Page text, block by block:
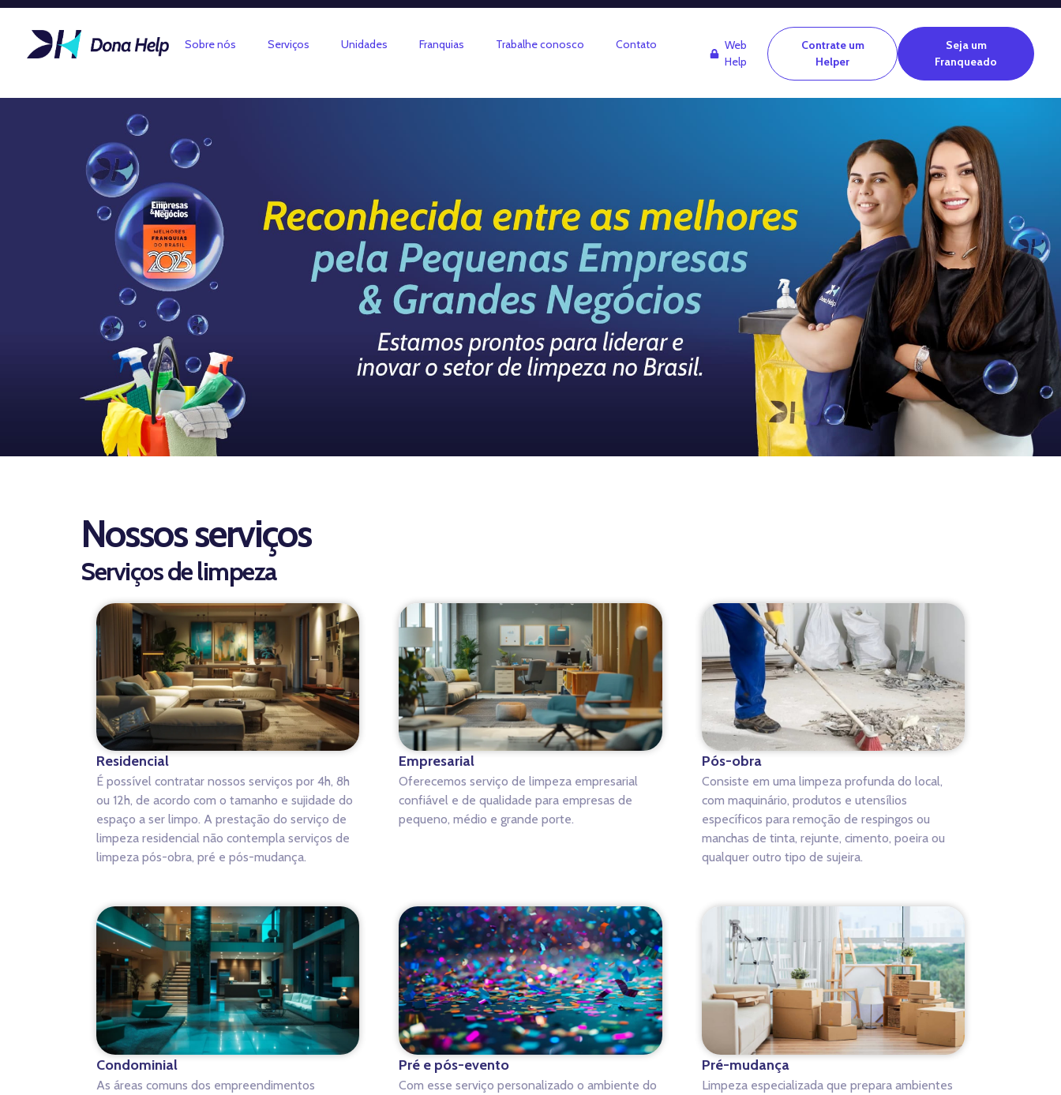
Sobre nós Serviços Unidades Franquias Trabalhe conosco Contato
Web
Help
Contrate um
Helper
Seja um
Franqueado
Nossos serviços
Serviços de limpeza
Residencial
É possível contratar nossos serviços por 4h, 8h
ou 12h, de acordo com o tamanho e sujidade do
espaço a ser limpo. A prestação do serviço de
limpeza residencial não contempla serviços de
limpeza pós-obra, pré e pós-mudança.
Empresarial
Oferecemos serviço de limpeza empresarial
confiável e de qualidade para empresas de
pequeno, médio e grande porte.
Pós-obra
Consiste em uma limpeza profunda do local,
com maquinário, produtos e utensílios
específicos para remoção de respingos ou
manchas de tinta, rejunte, cimento, poeira ou
qualquer outro tipo de sujeira.
Condominial
As áreas comuns dos empreendimentos
Pré e pós-evento
Com esse serviço personalizado o ambiente do
Pré-mudança
Limpeza especializada que prepara ambientes